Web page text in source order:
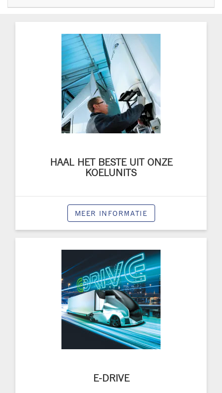
HAAL HET BESTE UIT ONZE
KOELUNITS
MEER INFORMATIE
E-DRIVE